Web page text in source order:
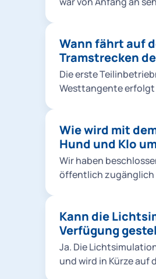
begonnen werden. In
zwischen 2015 und
öffentliche
durchgeführt. Zur aktuellen dritten Phase
Sachstandsberichte
Falle von
Unterrichtung der
Öffentlichkeit war
einer belastbaren
Wann fährt auf
Tramstrecken
Die erste
Westtangente
Wie wird mit
Hund und Klo
Wir haben
öffentlich zugänglich
dementsprechend
behandeln. Für Hunde
Aufstellung von
Die Anbringung liegt
Kann die
Verfügung
Ja. Die
und wird in Kürze auf